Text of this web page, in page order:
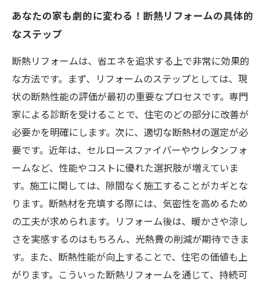
あなたの家も劇的に変わる！断熱リフォームの具体的
なステップ
断熱リフォームは、省エネを追求する上で非常に効果的
な方法です。まず、リフォームのステップとしては、現
状の断熱性能の評価が最初の重要なプロセスです。専門
家による診断を受けることで、住宅のどの部分に改善が
必要かを明確にします。次に、適切な断熱材の選定が必
要です。近年は、セルロースファイバーやウレタンフォ
ームなど、性能やコストに優れた選択肢が増えていま
す。施工に関しては、隙間なく施工することがカギとな
ります。断熱材を充填する際には、気密性を高めるため
の工夫が求められます。リフォーム後は、暖かさや涼し
さを実感するのはもちろん、光熱費の削減が期待できま
す。また、断熱性能が向上することで、住宅の価値も上
がります。こういった断熱リフォームを通じて、持続可